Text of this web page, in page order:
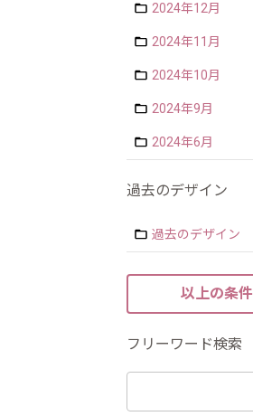
2024年12月
2024年11月
2024年10月
2024年9月
2024年6月
過去のデザイン
過去のデザイン
フリーワード検索